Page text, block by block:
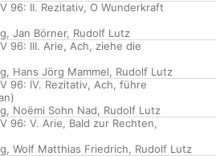
96: II. Rezitativ, O Wunderkraft
, Jan Börner, Rudolf Lutz
96: III. Arie, Ach, ziehe die
, Hans Jörg Mammel, Rudolf Lutz
96: IV. Rezitativ, Ach, führe
, Noëmi Sohn Nad, Rudolf Lutz
96: V. Arie, Bald zur Rechten,
, Wolf Matthias Friedrich, Rudolf Lutz